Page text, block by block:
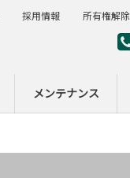
メンテナンス
採用情報 所有権解除